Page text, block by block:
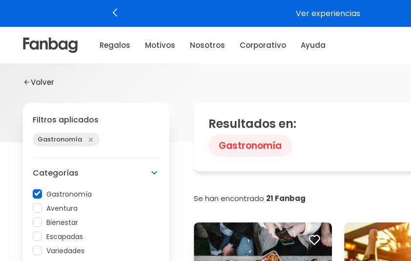
Ver experiencias
Regalos Motivos Nosotros Corporativo Ayuda
Volver
Filtros aplicados
Gastronomía
Categorías
Gastronomía
Aventura
Bienestar
Escapadas
Variedades
Resultados en:
Gastronomía
Se han encontrado 21 Fanbag